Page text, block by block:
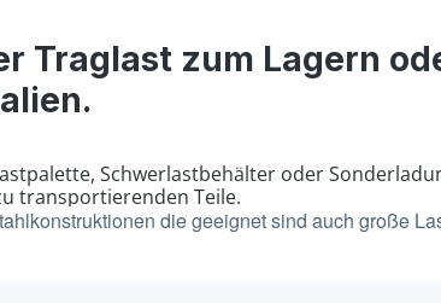
Traglast zum Lagern
Schwerlastbehälter oder
transportierenden Teile.
die geeignet sind auch große